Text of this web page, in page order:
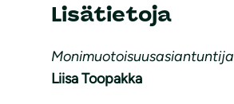
Lisätietoja
Monimuotoisuusasiantuntija
Liisa Toopakka